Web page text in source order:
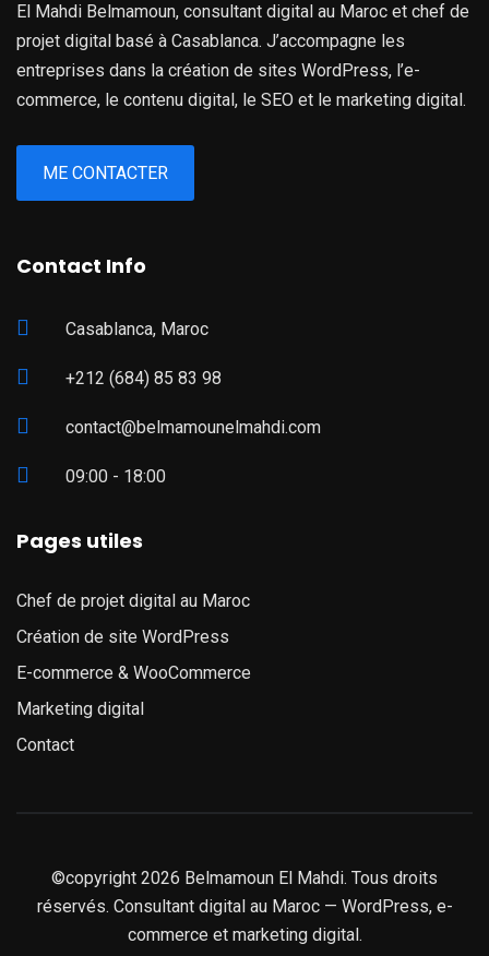
El Mahdi Belmamoun, consultant digital au Maroc et chef de
projet digital basé à Casablanca. J’accompagne les
entreprises dans la création de sites WordPress, l’e-
commerce, le contenu digital, le SEO et le marketing digital.
ME CONTACTER
Contact Info
Casablanca, Maroc
+212 (684) 85 83 98
contact@belmamounelmahdi.com
09:00 - 18:00
Pages utiles
Chef de projet digital au Maroc
Création de site WordPress
E-commerce & WooCommerce
Marketing digital
Contact
©copyright 2026 Belmamoun El Mahdi. Tous droits
réservés. Consultant digital au Maroc — WordPress, e-
commerce et marketing digital.